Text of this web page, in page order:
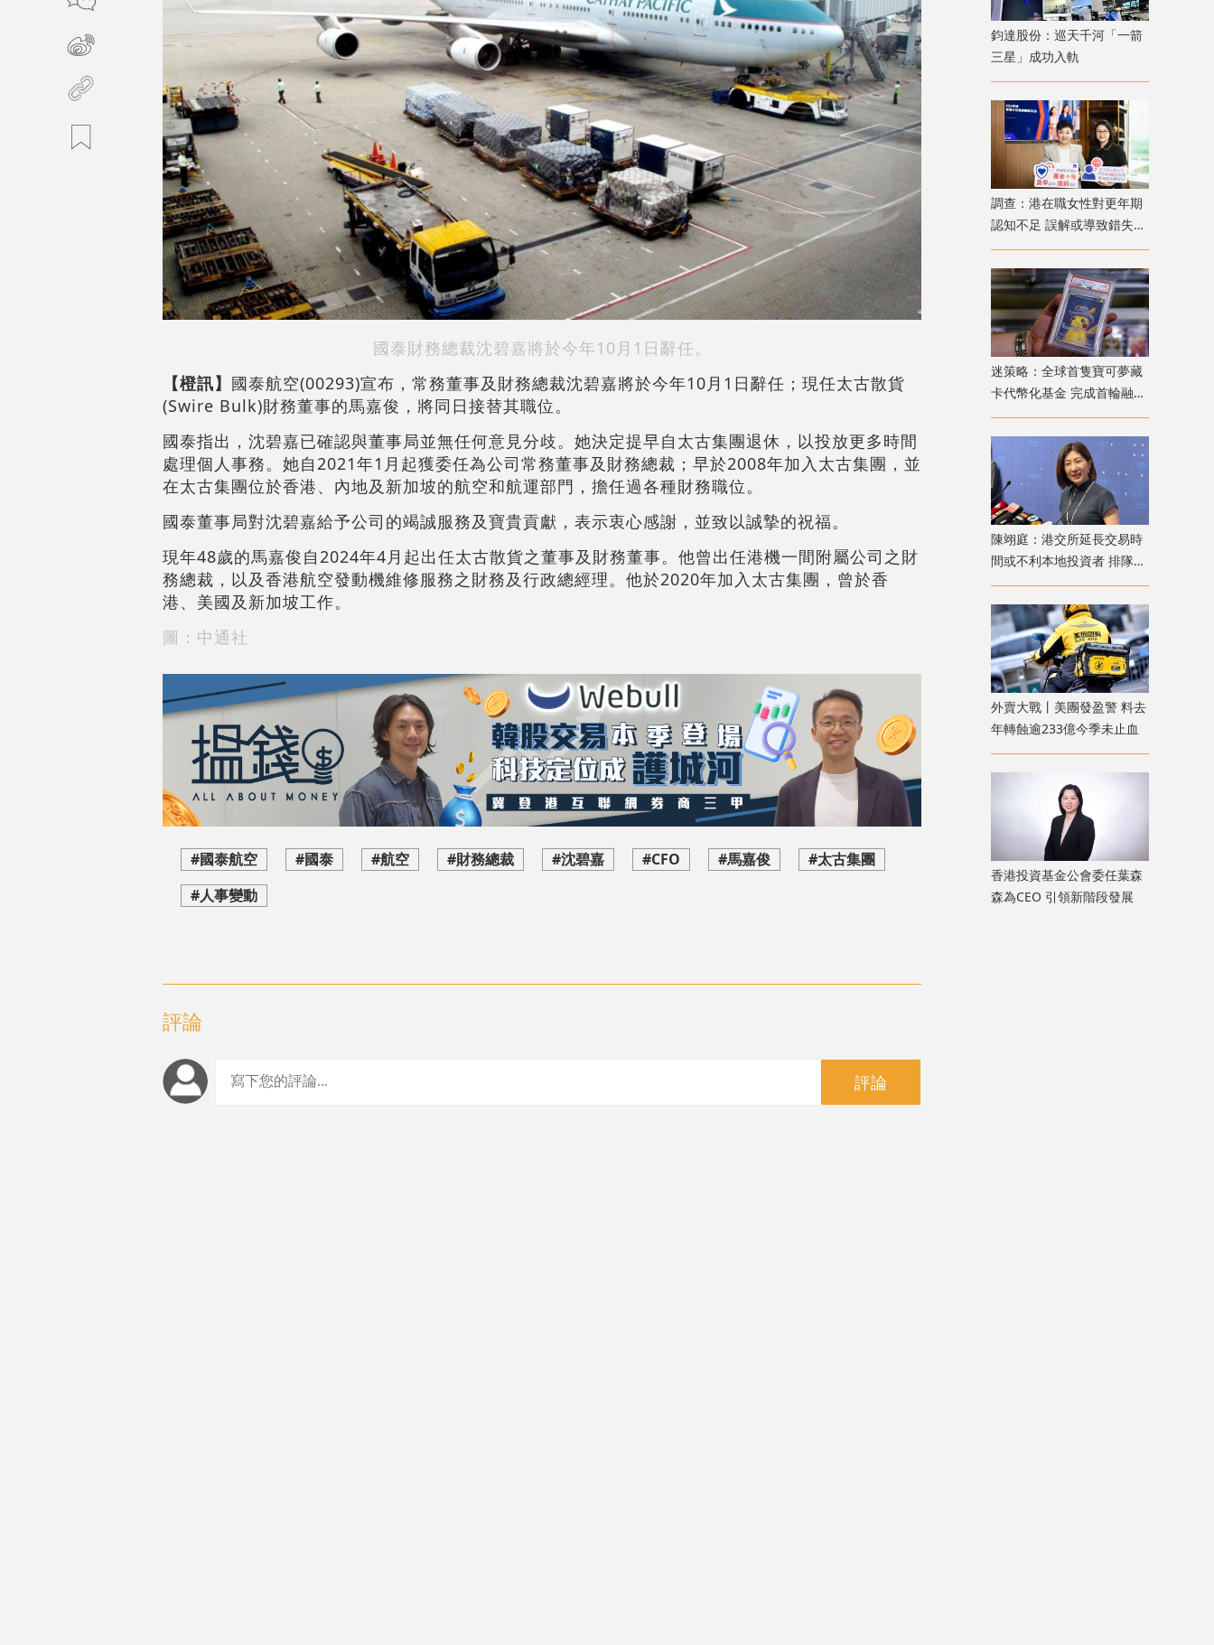
國泰財務總裁沈碧嘉將於今年10月1日辭任。
【橙訊】 國泰航空(00293)宣布，常務董事及財務總裁沈碧嘉將於今年10月1日辭任；現任太古散貨
(Swire Bulk)財務董事的馬嘉俊，將同日接替其職位。
國泰指出，沈碧嘉已確認與董事局並無任何意見分歧。她決定提早自太古集團退休，以投放更多時間
處理個人事務。她自2021年1月起獲委任為公司常務董事及財務總裁；早於2008年加入太古集團，並
在太古集團位於香港、內地及新加坡的航空和航運部門，擔任過各種財務職位。
國泰董事局對沈碧嘉給予公司的竭誠服務及寶貴貢獻，表示衷心感謝，並致以誠摯的祝福。
現年48歲的馬嘉俊自2024年4月起出任太古散貨之董事及財務董事。他曾出任港機一間附屬公司之財
務總裁，以及香港航空發動機維修服務之財務及行政總經理。他於2020年加入太古集團，曾於香
港、美國及新加坡工作。
圖：中通社
#國泰航空 #國泰 #航空 #財務總裁 #沈碧嘉 #CFO #馬嘉俊
#太古集團
#人事變動
評論
評論
鈞達股份：巡天千河「一箭
三星」成功入軌
調查：港在職女性對更年期
認知不足 誤解或導致錯失
「黃金預防期」
迷策略：全球首隻寶可夢藏
卡代幣化基金 完成首輪融資
兼獲超購
陳翊庭：港交所延長交易時
間或不利本地投資者 排隊上
市公司數量創新高
外賣大戰丨美團發盈警 料去
年轉蝕逾233億今季未止血
香港投資基金公會委任葉森
森為CEO 引領新階段發展